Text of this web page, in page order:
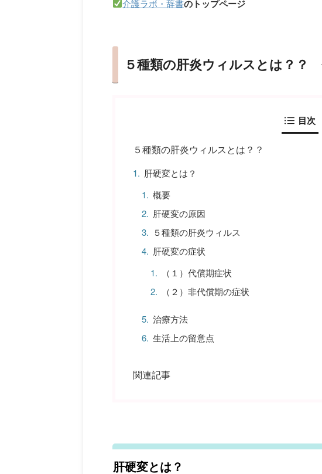
介護ラボ・辞書のトップページ
５種類の肝炎ウィルスとは？？
目次
５種類の肝炎ウィルスとは？？
肝硬変とは？
概要
肝硬変の原因
５種類の肝炎ウィルス
肝硬変の症状
（１）代償期症状
（２）非代償期の症状
治療方法
生活上の留意点
関連記事
肝硬変とは？